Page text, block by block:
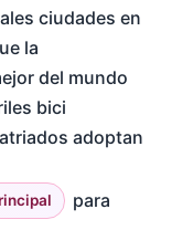
ciudades en
la
del mundo
bici
adoptan
para